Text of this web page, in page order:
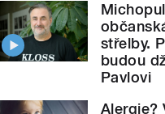
střelby.
budou
Pavlovi
Alergie?